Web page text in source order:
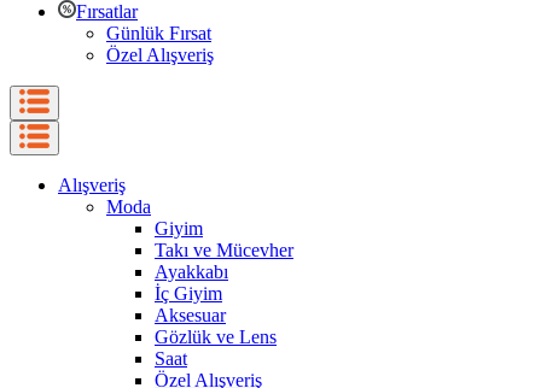
Fırsatlar
Günlük Fırsat
Özel Alışveriş
Alışveriş
Moda
Giyim
Takı ve Mücevher
Ayakkabı
İç Giyim
Aksesuar
Gözlük ve Lens
Saat
Özel Alışveriş